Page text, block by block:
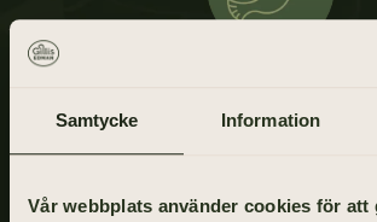
Samtycke Information
Vår webbplats använder cookies för att
Bror